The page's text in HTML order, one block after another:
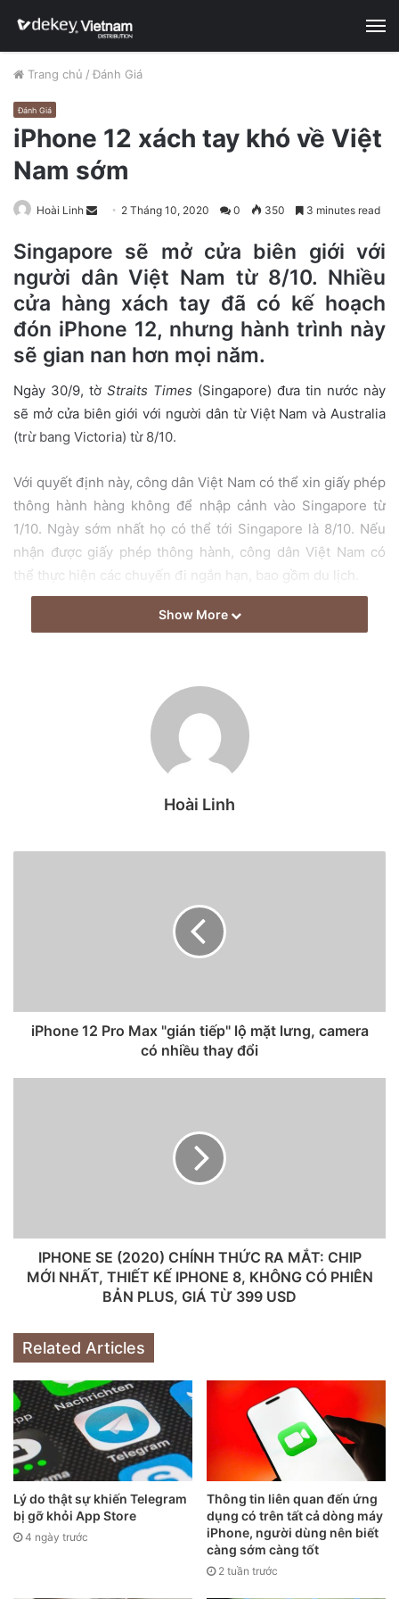
Trang chủ / Đánh Giá
Đánh Giá
iPhone 12 xách tay khó về Việt
Nam sớm
Hoài Linh
n
d
a
n
e
m
2 Tháng 10, 2020 0 350 3 minutes read
Singapore sẽ mở cửa biên giới với
người dân Việt Nam từ 8/10. Nhiều
cửa hàng xách tay đã có kế hoạch
đón iPhone 12, nhưng hành trình này
sẽ gian nan hơn mọi năm.
Ngày 30/9, tờ Straits Times (Singapore) đưa tin nước này
sẽ mở cửa biên giới với người dân từ Việt Nam và Australia
(trừ bang Victoria) từ 8/10.
Với quyết định này, công dân Việt Nam có thể xin giấy phép
thông hành hàng không để nhập cảnh vào Singapore từ
1/10. Ngày sớm nhất họ có thể tới Singapore là 8/10. Nếu
nhận được giấy phép thông hành, công dân Việt Nam có
thể thực hiện các chuyến đi ngắn hạn, bao gồm du lịch.
Sau khi đến sân bay của Singapore, khách phải trải qua
khách buộc phải sử dụng một ứng dụng theo dấu trong thời
gian ở đất nước này. Điều kiện áp dụng cho tất cả tình trạng
từ Việt Nam sang Singapore vào lúc 12h30.
Một số dân buôn cho biết đã có kế hoạch xếp hàng
biên giới với người dân Việt Nam. Ảnh:Tom’s Guide.
Theo nhân viên VietJet Air, công ty này sẽ mở bán vé bay
từ Việt Nam sang Singapore vào ngày 25/10, giá vé từ
879.000 đồng cho hành khách bay một chiều.
lãnh sự quán của Singapore kiểm tra thông tin, làm thủ tục
trước khi đặt vé”, nhân viên của VietJet Air nói.
Hãng hàng không Vietnam Airlines cho biết vẫn chưa có
thông tin về ngày mở bán vé bay từ Việt Nam sang
Singapore.
Các nguồn tin rò rỉ cho rằng Apple sẽ công bố iPhone 12
Show More
Hoài Linh
iPhone 12 Pro Max "gián tiếp" lộ mặt lưng, camera
có nhiều thay đổi
IPHONE SE (2020) CHÍNH THỨC RA MẮT: CHIP
MỚI NHẤT, THIẾT KẾ IPHONE 8, KHÔNG CÓ PHIÊN
BẢN PLUS, GIÁ TỪ 399 USD
Related Articles
Lý do thật sự khiến Telegram
bị gỡ khỏi App Store
4 ngày trước
Thông tin liên quan đến ứng
dụng có trên tất cả dòng máy
iPhone, người dùng nên biết
càng sớm càng tốt
2 tuần trước